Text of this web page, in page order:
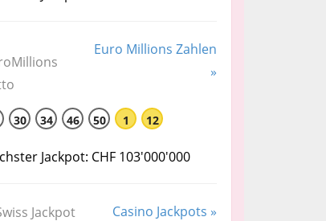
Euro Millions Zahlen
»
30 34 46 50 1 12
Jackpot: CHF 103'000'000
Casino Jackpots »